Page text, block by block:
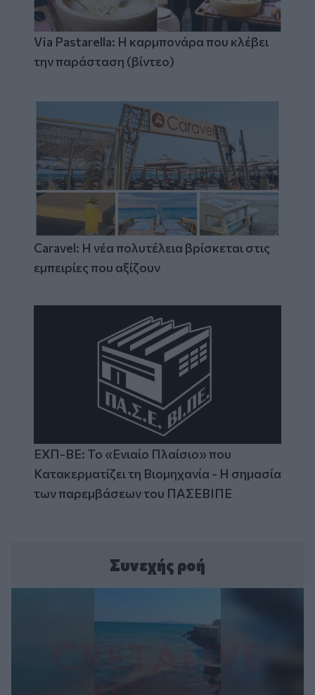
Via Pastarella: Η καρμπονάρα που κλέβει
την παράσταση (βίντεο)
Caravel: Η νέα πολυτέλεια βρίσκεται στις
εμπειρίες που αξίζουν
ΕΧΠ-ΒΕ: Το «Ενιαίο Πλαίσιο» που
Κατακερματίζει τη Βιομηχανία - Η σημασία
των παρεμβάσεων του ΠΑΣΕΒΙΠΕ
Συνεχής ροή